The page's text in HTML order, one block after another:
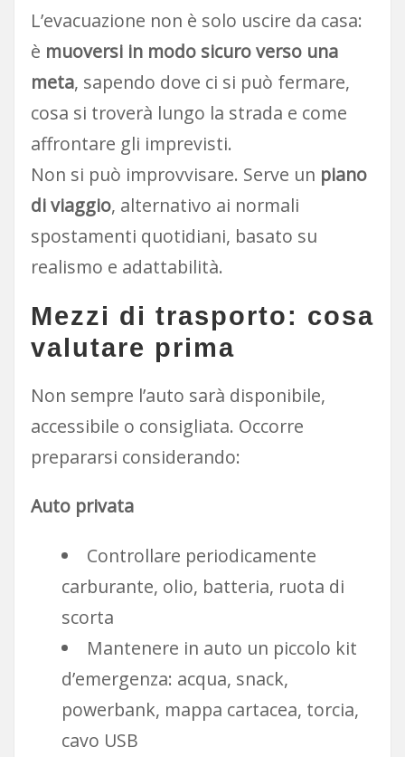
L’evacuazione non è solo uscire da casa:
è muoversi in modo sicuro verso una
meta, sapendo dove ci si può fermare,
cosa si troverà lungo la strada e come
affrontare gli imprevisti.
Non si può improvvisare. Serve un piano
di viaggio, alternativo ai normali
spostamenti quotidiani, basato su
realismo e adattabilità.
Mezzi di trasporto: cosa
valutare prima
Non sempre l’auto sarà disponibile,
accessibile o consigliata. Occorre
prepararsi considerando:
Auto privata
Controllare periodicamente
carburante, olio, batteria, ruota di
scorta
Mantenere in auto un piccolo kit
d’emergenza: acqua, snack,
powerbank, mappa cartacea, torcia,
cavo USB